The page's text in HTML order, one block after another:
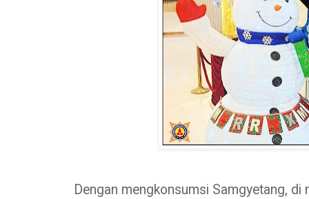
Dengan mengkonsumsi Samgyetang,